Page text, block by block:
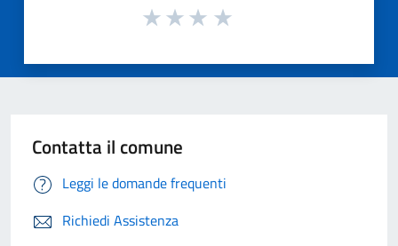
Contatta il comune
Leggi le domande frequenti
Richiedi Assistenza